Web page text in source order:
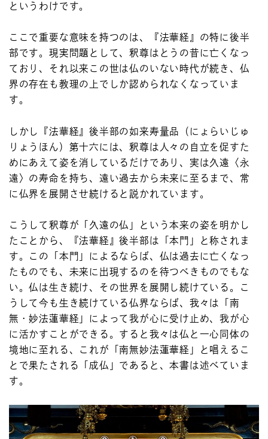
というわけです。
ここで重要な意味を持つのは、『法華経』の特に後半
部です。現実問題として、釈尊はとうの昔に亡くなっ
ており、それ以来この世は仏のいない時代が続き、仏
界の存在も教理の上でしか認められなくなっていま
す。
しかし『法華経』後半部の如来寿量品（にょらいじゅ
りょうほん）第十六には、釈尊は人々の自立を促すた
めにあえて姿を消しているだけであり、実は久遠〈永
遠〉の寿命を持ち、遠い過去から未来に至るまで、常
に仏界を展開させ続けると説かれています。
こうして釈尊が「久遠の仏」という本来の姿を明かし
たことから、『法華経』後半部は「本門」と称されま
す。この「本門」によるならば、仏は過去に亡くなっ
たものでも、未来に出現するのを待つべきものでもな
い。仏は生き続け、その世界を展開し続けている。こ
うして今も生き続けている仏界ならば、我々は「南
無・妙法蓮華経」によって我が心に受け止め、我が心
に活かすことができる。すると我々は仏と一心同体の
境地に至れる、これが「南無妙法蓮華経」と唱えるこ
とで果たされる「成仏」であると、本書は述べていま
す。